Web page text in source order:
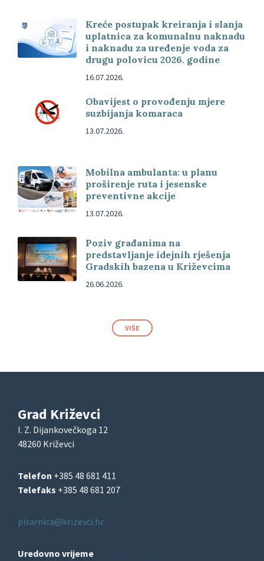
Kreće postupak kreiranja i slanja
uplatnica za komunalnu naknadu
i naknadu za uređenje voda za
drugu polovicu 2026. godine
16.07.2026.
Obavijest o provođenju mjere
suzbijanja komaraca
13.07.2026.
Mobilna ambulanta: u planu
proširenje ruta i jesenske
preventivne akcije
13.07.2026.
Poziv građanima na
predstavljanje idejnih rješenja
Gradskih bazena u Križevcima
26.06.2026.
VIŠE
Grad Križevci
I. Z. Dijankovečkoga 12
48260 Križevci
Telefon +385 48 681 411
Telefaks +385 48 681 207
pisarnica@krizevci.hr
Uredovno vrijeme